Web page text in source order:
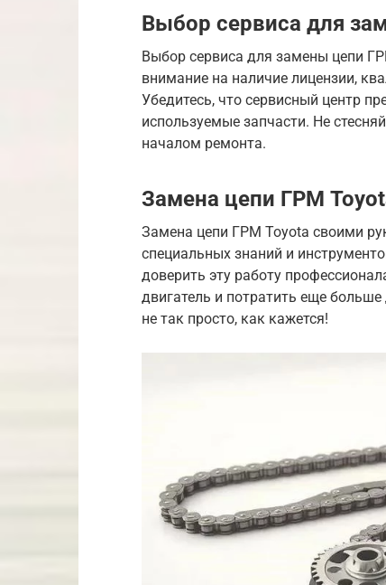
Выбор сервиса для
Выбор сервиса для замены цепи
внимание на наличие лицензии,
Убедитесь, что сервисный центр
используемые запчасти. Не
началом ремонта.
Замена цепи ГРМ
Замена цепи ГРМ Toyota своими
специальных знаний и
доверить эту работу
двигатель и потратить еще
не так просто, как кажется!